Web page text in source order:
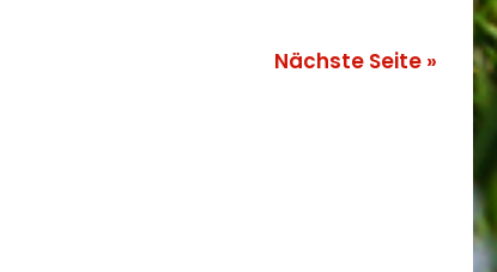
Nächste Seite »